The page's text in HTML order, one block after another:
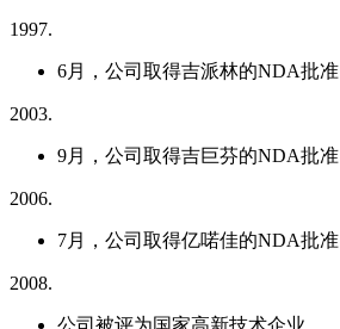
1997.
6月，公司取得吉派林的NDA批准
2003.
9月，公司取得吉巨芬的NDA批准
2006.
7月，公司取得亿喏佳的NDA批准
2008.
公司被评为国家高新技术企业